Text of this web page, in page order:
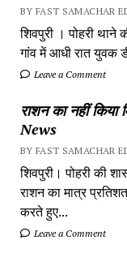
BY FAST SAMACHAR
शिवपुरी‎ । पोहरी
गांव में‎ आधी रात युवक
Leave a Comment
राशन का नहीं किया
News
BY FAST SAMACHAR
शिवपुरी। पोहरी की
राशन का मात्र
करते हुए...
Leave a Comment